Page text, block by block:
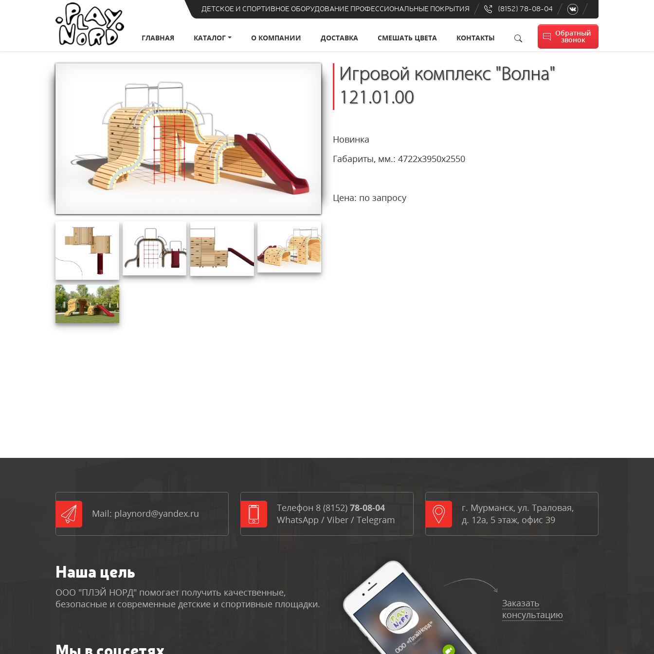
ДЕТСКОЕ И СПОРТИВНОЕ ОБОРУДОВАНИЕ ПРОФЕССИОНАЛЬНЫЕ ПОКРЫТИЯ (8152) 78-08-04
ГЛАВНАЯ КАТАЛОГ О КОМПАНИИ ДОСТАВКА СМЕШАТЬ ЦВЕТА КОНТАКТЫ Обратный
звонок
Игровой комплекс "Волна"
121.01.00
Новинка
Габариты, мм.: 4722х3950х2550
Цена: по запросу
Mail: playnord@yandex.ru Телефон 8 (8152) 78-08-04
WhatsApp / Viber / Telegram
г. Мурманск, ул. Траловая,
д. 12а, 5 этаж, офис 39
Наша цель
ООО "ПЛЭЙ НОРД" помогает получить качественные,
безопасные и современные детские и спортивные площадки.
Мы в соцсетях
Заказать
консультацию